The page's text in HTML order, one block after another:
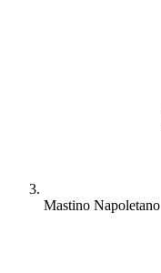
Mastino Napoletano